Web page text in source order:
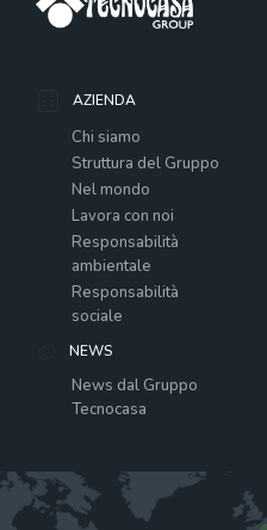
AZIENDA
Chi siamo
Struttura del Gruppo
Nel mondo
Lavora con noi
Responsabilità
ambientale
Responsabilità
sociale
NEWS
News dal Gruppo
Tecnocasa